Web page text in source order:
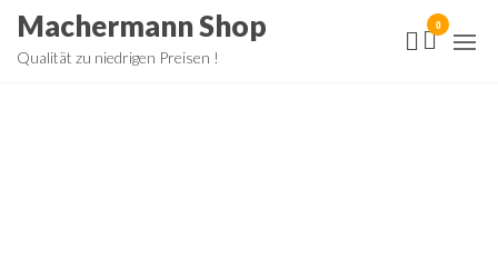
ZumMachermann Shop
Qualität zu niedrigen Preisen !
0